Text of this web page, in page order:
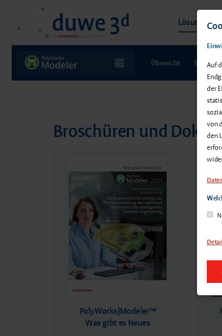
Lösungen
Übersicht
Broschüren und
PolyWorks|Modeler™
Was gibt es Neues
Auf
der
von
den